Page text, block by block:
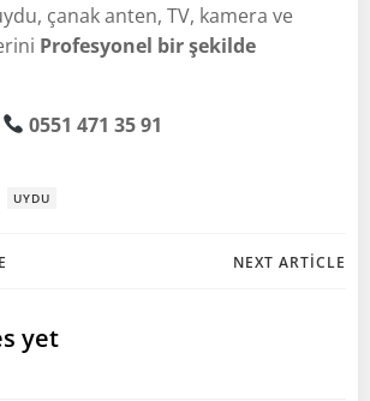
çanak anten, TV, kamera ve
Profesyonel bir şekilde
0551 471 35 91
UYDU
NEXT ARTICLE
yet